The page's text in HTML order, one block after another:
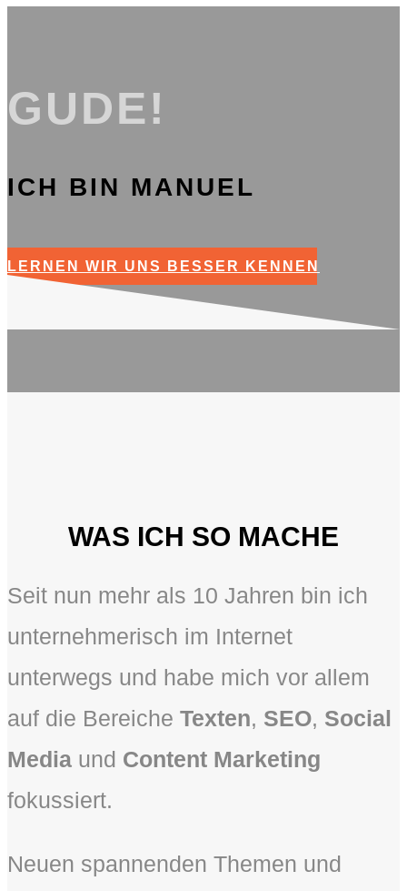
GUDE!
ICH BIN MANUEL
LERNEN WIR UNS BESSER KENNEN
WAS ICH SO MACHE
Seit nun mehr als 10 Jahren bin ich
unternehmerisch im Internet
unterwegs und habe mich vor allem
auf die Bereiche Texten, SEO, Social
Media und Content Marketing
fokussiert.
Neuen spannenden Themen und